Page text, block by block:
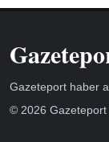
Gazeteport haber
© 2026 Gazeteport